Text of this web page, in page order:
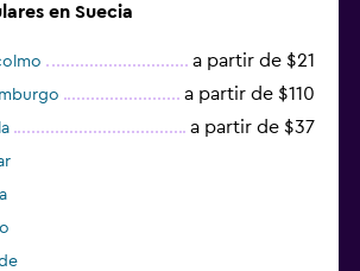
en Suecia
a partir de $21
a partir de $110
a partir de $37